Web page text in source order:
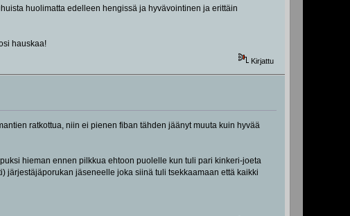
huolimatta edelleen hengissä ja hyvävointinen ja erittäin
hauskaa!
Kirjattu
ratkottua, niin ei pienen fiban tähden jäänyt muuta kuin hyvää
hieman ennen pilkkua ehtoon puolelle kun tuli pari kinkeri-joeta
järjestäjäporukan jäseneelle joka siinä tuli tsekkaamaan että kaikki